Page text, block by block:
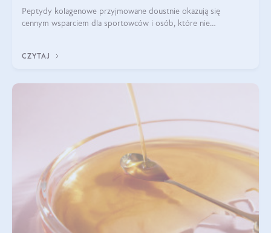
Peptydy kolagenowe przyjmowane doustnie okazują się
cennym wsparciem dla sportowców i osób, które nie
CZYTAJ